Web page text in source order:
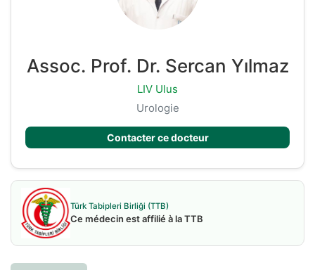
Assoc. Prof. Dr. Sercan Yılmaz
LIV Ulus
Urologie
Contacter ce docteur
Türk Tabipleri Birliği (TTB)
Ce médecin est affilié à la TTB